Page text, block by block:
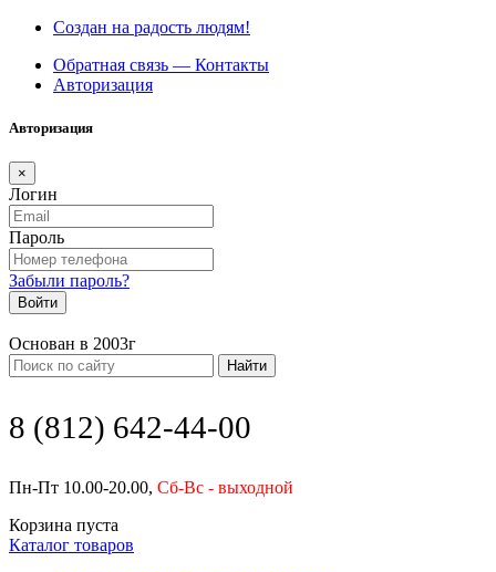
Создан на радость людям!
Обратная связь — Контакты
Авторизация
Авторизация
×
Логин
Пароль
Забыли пароль?
Войти
Основан в 2003г
Найти
8 (812) 642-44-00
Пн-Пт 10.00-20.00, Сб-Вс - выходной
Корзина пуста
Каталог товаров